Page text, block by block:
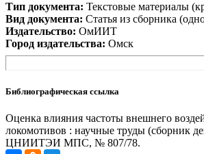
Тип документа: Текстовые материалы
Вид документа: Статья из сборника
Издательство: ОмИИТ
Город издательства: Омск
Библиографическая ссылка
Оценка влияния частоты внешнего
локомотивов : научные труды (сборник
ЦНИИТЭИ МПС, № 807/78.